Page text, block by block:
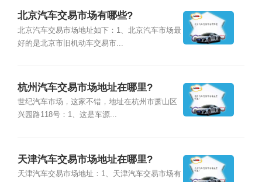
北京汽车交易市场有哪些?
北京汽车交易市场地址如下：1、北京汽车市场最
好的是北京市旧机动车交易市...
杭州汽车交易市场地址在哪里?
世纪汽车市场，这家不错，地址在杭州市萧山区
兴园路118号：1、这是车源...
天津汽车交易市场地址在哪里?
天津汽车交易市场地址：1、天津汽车交易市场有